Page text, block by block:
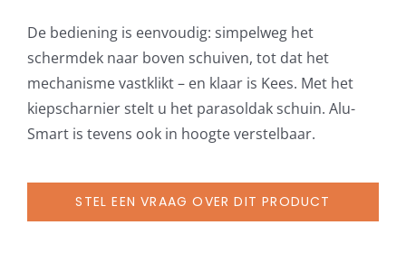
De bediening is eenvoudig: simpelweg het
schermdek naar boven schuiven, tot dat het
mechanisme vastklikt – en klaar is Kees. Met het
kiepscharnier stelt u het parasoldak schuin. Alu-
Smart is tevens ook in hoogte verstelbaar.
STEL EEN VRAAG OVER DIT PRODUCT